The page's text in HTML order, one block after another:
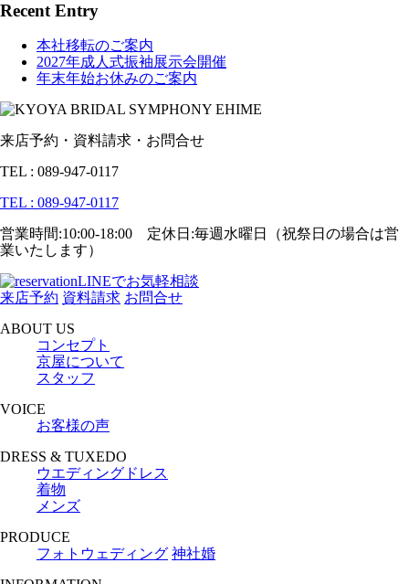
Recent Entry
本社移転のご案内
2027年成人式振袖展示会開催
年末年始お休みのご案内
来店予約・資料請求・お問合せ
TEL : 089-947-0117
TEL : 089-947-0117
営業時間:10:00-18:00 定休日:毎週水曜日（祝祭日の場合は営
業いたします）
LINEでお気軽相談
来店予約 資料請求 お問合せ
ABOUT US
コンセプト
京屋について
スタッフ
VOICE
お客様の声
DRESS & TUXEDO
ウエディングドレス
着物
メンズ
PRODUCE
フォトウェディング 神社婚